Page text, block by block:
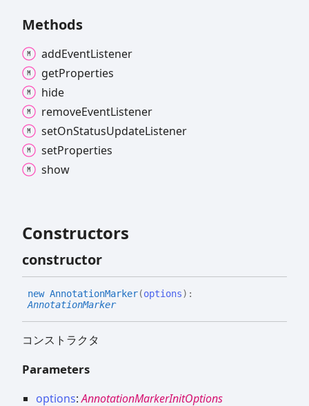
Methods
addEventListener
getProperties
hide
removeEventListener
setOnStatusUpdateListener
setProperties
show
Constructors
constructor
new AnnotationMarker(options) :
AnnotationMarker
コンストラクタ
Parameters
options:AnnotationMarkerInitOptions